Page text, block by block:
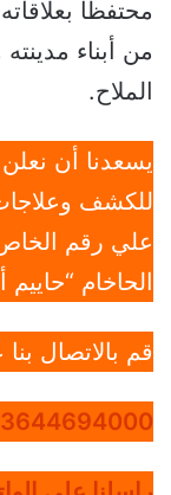
محتفظا
من أبناء
الملاح.
يسعدنا أن
للكشف
علي رقم الخاص
الحاخام
قم بالاتصال